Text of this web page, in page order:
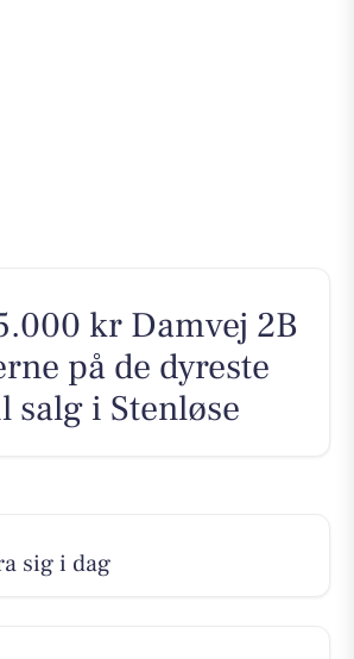
kr Damvej 2B
på de dyreste
salg i Stenløse
sig i dag